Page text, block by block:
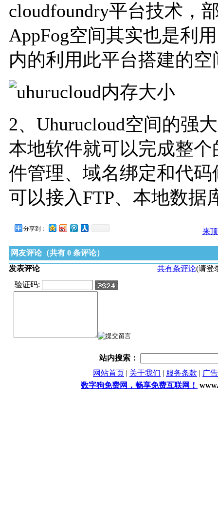
cloudfoundry平台技术，
AppFog空间其实也是利
内的利用此平台搭建的空
2、Uhurucloud空间的强
本地软件就可以完成整
件管理、域名绑定和代
可以接入FTP、本地数据
分享到： 来
网友评论（共有 0 条评论）
发表评论
共有条评论(请登
验证码:
站内搜索：
网站首页 | 关于我们 | 服务条款 | 广
数字狗免费网，畅享免费互联网！